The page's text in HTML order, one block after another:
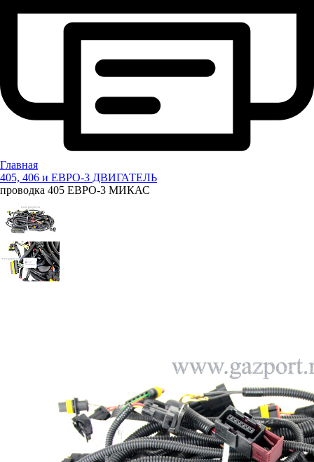
Главная
405, 406 и ЕВРО-3 ДВИГАТЕЛЬ
проводка 405 ЕВРО-3 МИКАС